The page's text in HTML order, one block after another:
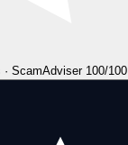
· ScamAdviser 100/100